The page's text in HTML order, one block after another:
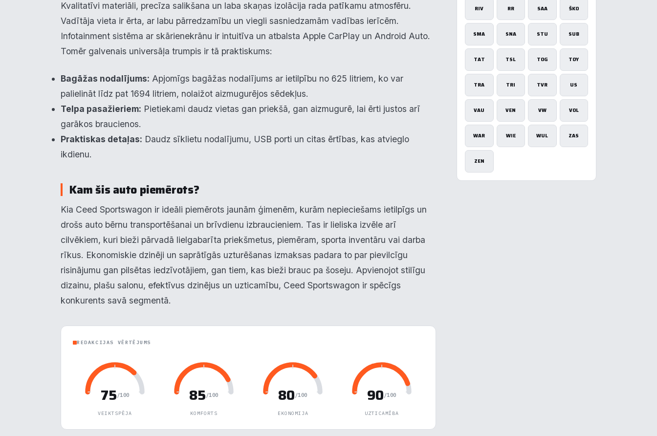
Kvalitatīvi materiāli, precīza salikšana un laba skaņas izolācija rada patīkamu atmosfēru.
Vadītāja vieta ir ērta, ar labu pārredzamību un viegli sasniedzamām vadības ierīcēm.
Infotainment sistēma ar skārienekrānu ir intuitīva un atbalsta Apple CarPlay un Android Auto.
Tomēr galvenais universāļa trumpis ir tā praktiskums:
Bagāžas nodalījums: Apjomīgs bagāžas nodalījums ar ietilpību no 625 litriem, ko var
palielināt līdz pat 1694 litriem, nolaižot aizmugurējos sēdekļus.
Telpa pasažieriem: Pietiekami daudz vietas gan priekšā, gan aizmugurē, lai ērti justos arī
garākos braucienos.
Praktiskas detaļas: Daudz sīklietu nodalījumu, USB porti un citas ērtības, kas atvieglo
ikdienu.
Kam šis auto piemērots?
Kia Ceed Sportswagon ir ideāli piemērots jaunām ģimenēm, kurām nepieciešams ietilpīgs un
drošs auto bērnu transportēšanai un brīvdienu izbraucieniem. Tas ir lieliska izvēle arī
cilvēkiem, kuri bieži pārvadā lielgabarīta priekšmetus, piemēram, sporta inventāru vai darba
rīkus. Ekonomiskie dzinēji un saprātīgās uzturēšanas izmaksas padara to par pievilcīgu
risinājumu gan pilsētas iedzīvotājiem, gan tiem, kas bieži brauc pa šoseju. Apvienojot stilīgu
dizainu, plašu salonu, efektīvus dzinējus un uzticamību, Ceed Sportswagon ir spēcīgs
konkurents savā segmentā.
REDAKCIJAS VĒRTĒJUMS
75 /100
VEIKTSPĒJA
85 /100
KOMFORTS
80 /100
EKONOMIJA
90 /100
UZTICAMĪBA
RIV RR SAA ŠKO
SMA SNA STU SUB
TAT TSL TOG TOY
TRA TRI TVR US
VAU VEN VW VOL
WAR WIE WUL ZAS
ZEN
Reklāma
Noraidīt visu